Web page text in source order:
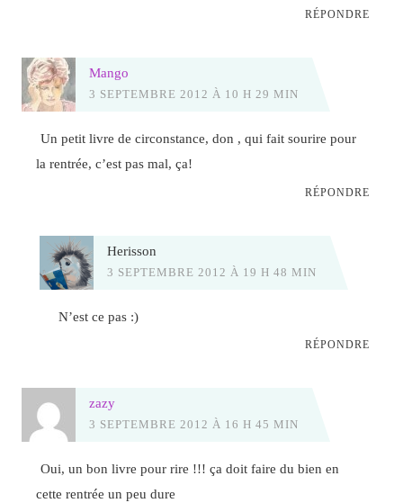
RÉPONDRE
Mango
3 SEPTEMBRE 2012 À 10 H 29 MIN
Un petit livre de circonstance, don , qui fait sourire pour
la rentrée, c’est pas mal, ça!
RÉPONDRE
Herisson
3 SEPTEMBRE 2012 À 19 H 48 MIN
N’est ce pas :)
RÉPONDRE
zazy
3 SEPTEMBRE 2012 À 16 H 45 MIN
Oui, un bon livre pour rire !!! ça doit faire du bien en
cette rentrée un peu dure